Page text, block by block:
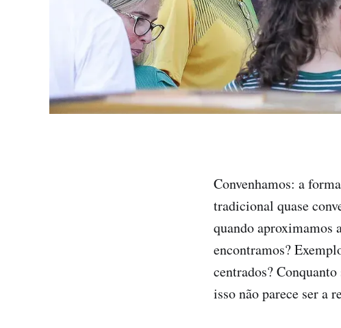
Convenhamos: a
tradicional quase
quando aproximamos
encontramos?
centrados?
isso não parece ser a